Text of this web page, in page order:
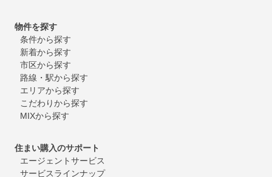
物件を探す
条件から探す
新着から探す
市区から探す
路線・駅から探す
エリアから探す
こだわりから探す
MIXから探す
住まい購入のサポート
エージェントサービス
サービスラインナップ